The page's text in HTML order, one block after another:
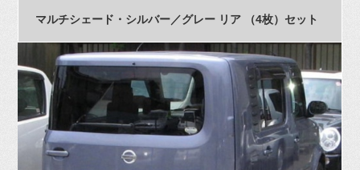
マルチシェード・シルバー／グレー リア （4枚）セット